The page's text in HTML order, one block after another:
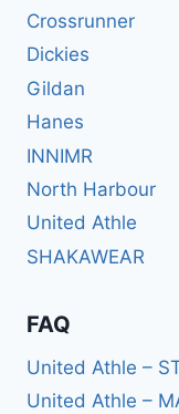
Crossrunner
Dickies
Gildan
Hanes
INNIMR
North Harbour
United Athle
SHAKAWEAR
FAQ
United Athle –
United Athle –